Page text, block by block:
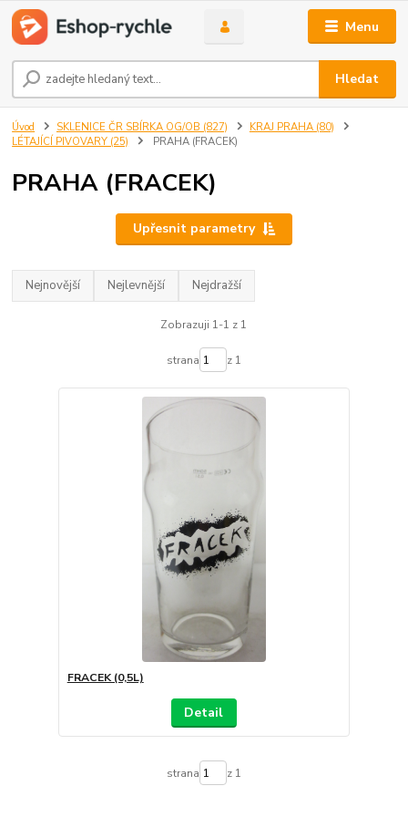
Menu
Hledat
Úvod SKLENICE ČR SBÍRKA OG/OB (827)
KRAJ PRAHA (80)
LÉTAJÍCÍ PIVOVARY (25)
PRAHA (FRACEK)
PRAHA (FRACEK)
Upřesnit parametry
Nejnovější Nejlevnější Nejdražší
Zobrazuji 1-1 z 1
strana z 1
FRACEK (0,5L)
Detail
strana z 1